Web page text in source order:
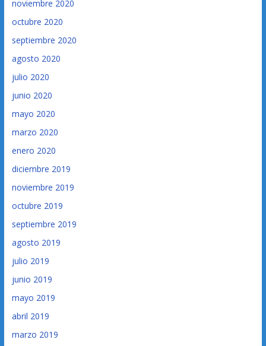
noviembre 2020
octubre 2020
septiembre 2020
agosto 2020
julio 2020
junio 2020
mayo 2020
marzo 2020
enero 2020
diciembre 2019
noviembre 2019
octubre 2019
septiembre 2019
agosto 2019
julio 2019
junio 2019
mayo 2019
abril 2019
marzo 2019